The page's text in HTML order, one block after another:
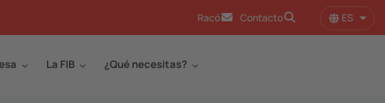
Racó Contacto ES
La FIB ¿Qué necesitas?